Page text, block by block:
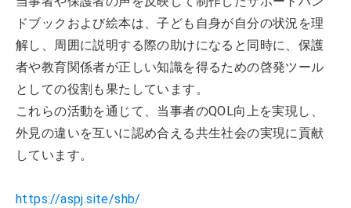
ドブックおよび絵本は、子ども自身が自分の状況を理
解し、周囲に説明する際の助けになると同時に、保護
者や教育関係者が正しい知識を得るための啓発ツール
としての役割も果たしています。
これらの活動を通じて、当事者のQOL向上を実現し、
外見の違いを互いに認め合える共生社会の実現に貢献
しています。
https://aspj.site/shb/